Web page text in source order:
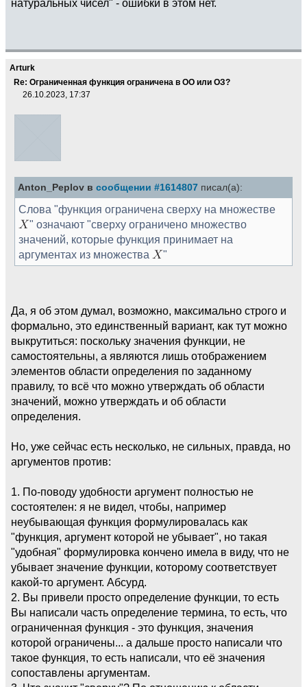
натуральных чисел" - ошибки в этом нет.
Arturk
Re: Ограниченная функция ограничена в ОО или ОЗ?
26.10.2023, 17:37
Anton_Peplov в сообщении #1614807 писал(а):
Слова "функция ограничена сверху на множестве
" означают "сверху ограничено множество
значений, которые функция принимает на
аргументах из множества
"
Да, я об этом думал, возможно, максимально строго и
формально, это единственный вариант, как тут можно
выкрутиться: поскольку значения функции, не
самостоятельны, а являются лишь отображением
элементов области определения по заданному
правилу, то всё что можно утверждать об области
значений, можно утверждать и об области
определения.
Но, уже сейчас есть несколько, не сильных, правда, но
аргументов против:
1. По-поводу удобности аргумент полностью не
состоятелен: я не видел, чтобы, например
неубывающая функция формулировалась как
"функция, аргумент которой не убывает", но такая
"удобная" формулировка кончено имела в виду, что не
убывает значение функции, которому соответствует
какой-то аргумент. Абсурд.
2. Вы привели просто определение функции, то есть
Вы написали часть определение термина, то есть, что
ограниченная функция - это функция, значения
которой ограничены... а дальше просто написали что
такое функция, то есть написали, что её значения
сопоставлены аргументам.